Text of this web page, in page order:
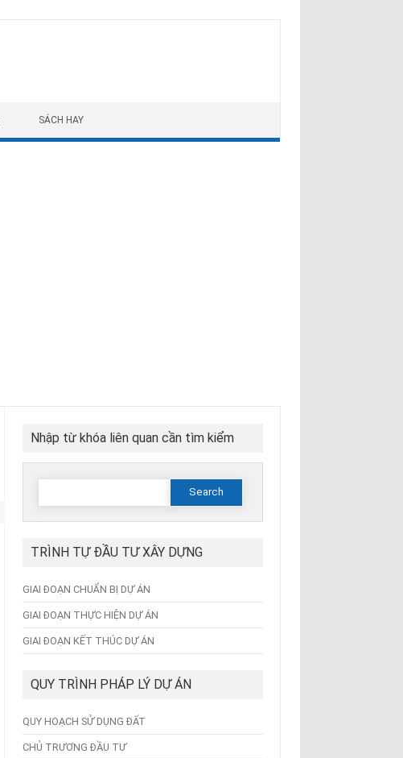
SÁCH HAY
Nhập từ khóa liên quan cần tìm kiểm
Search
TRÌNH TỰ ĐẦU TƯ XÂY DỰNG
GIAI ĐOẠN CHUẨN BỊ DỰ ÁN
GIAI ĐOẠN THỰC HIỆN DỰ ÁN
GIAI ĐOẠN KẾT THÚC DỰ ÁN
QUY TRÌNH PHÁP LÝ DỰ ÁN
QUY HOẠCH SỬ DỤNG ĐẤT
CHỦ TRƯƠNG ĐẦU TƯ